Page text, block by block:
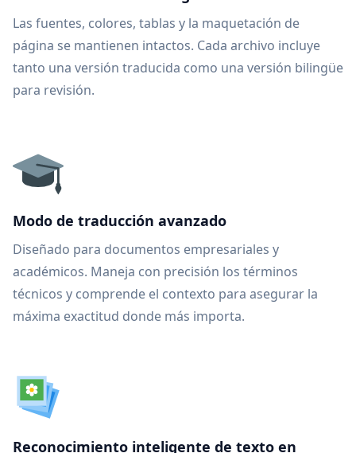
Las fuentes, colores, tablas y la maquetación de
página se mantienen intactos. Cada archivo incluye
tanto una versión traducida como una versión bilingüe
para revisión.
Modo de traducción avanzado
Diseñado para documentos empresariales y
académicos. Maneja con precisión los términos
técnicos y comprende el contexto para asegurar la
máxima exactitud donde más importa.
Reconocimiento inteligente de texto en